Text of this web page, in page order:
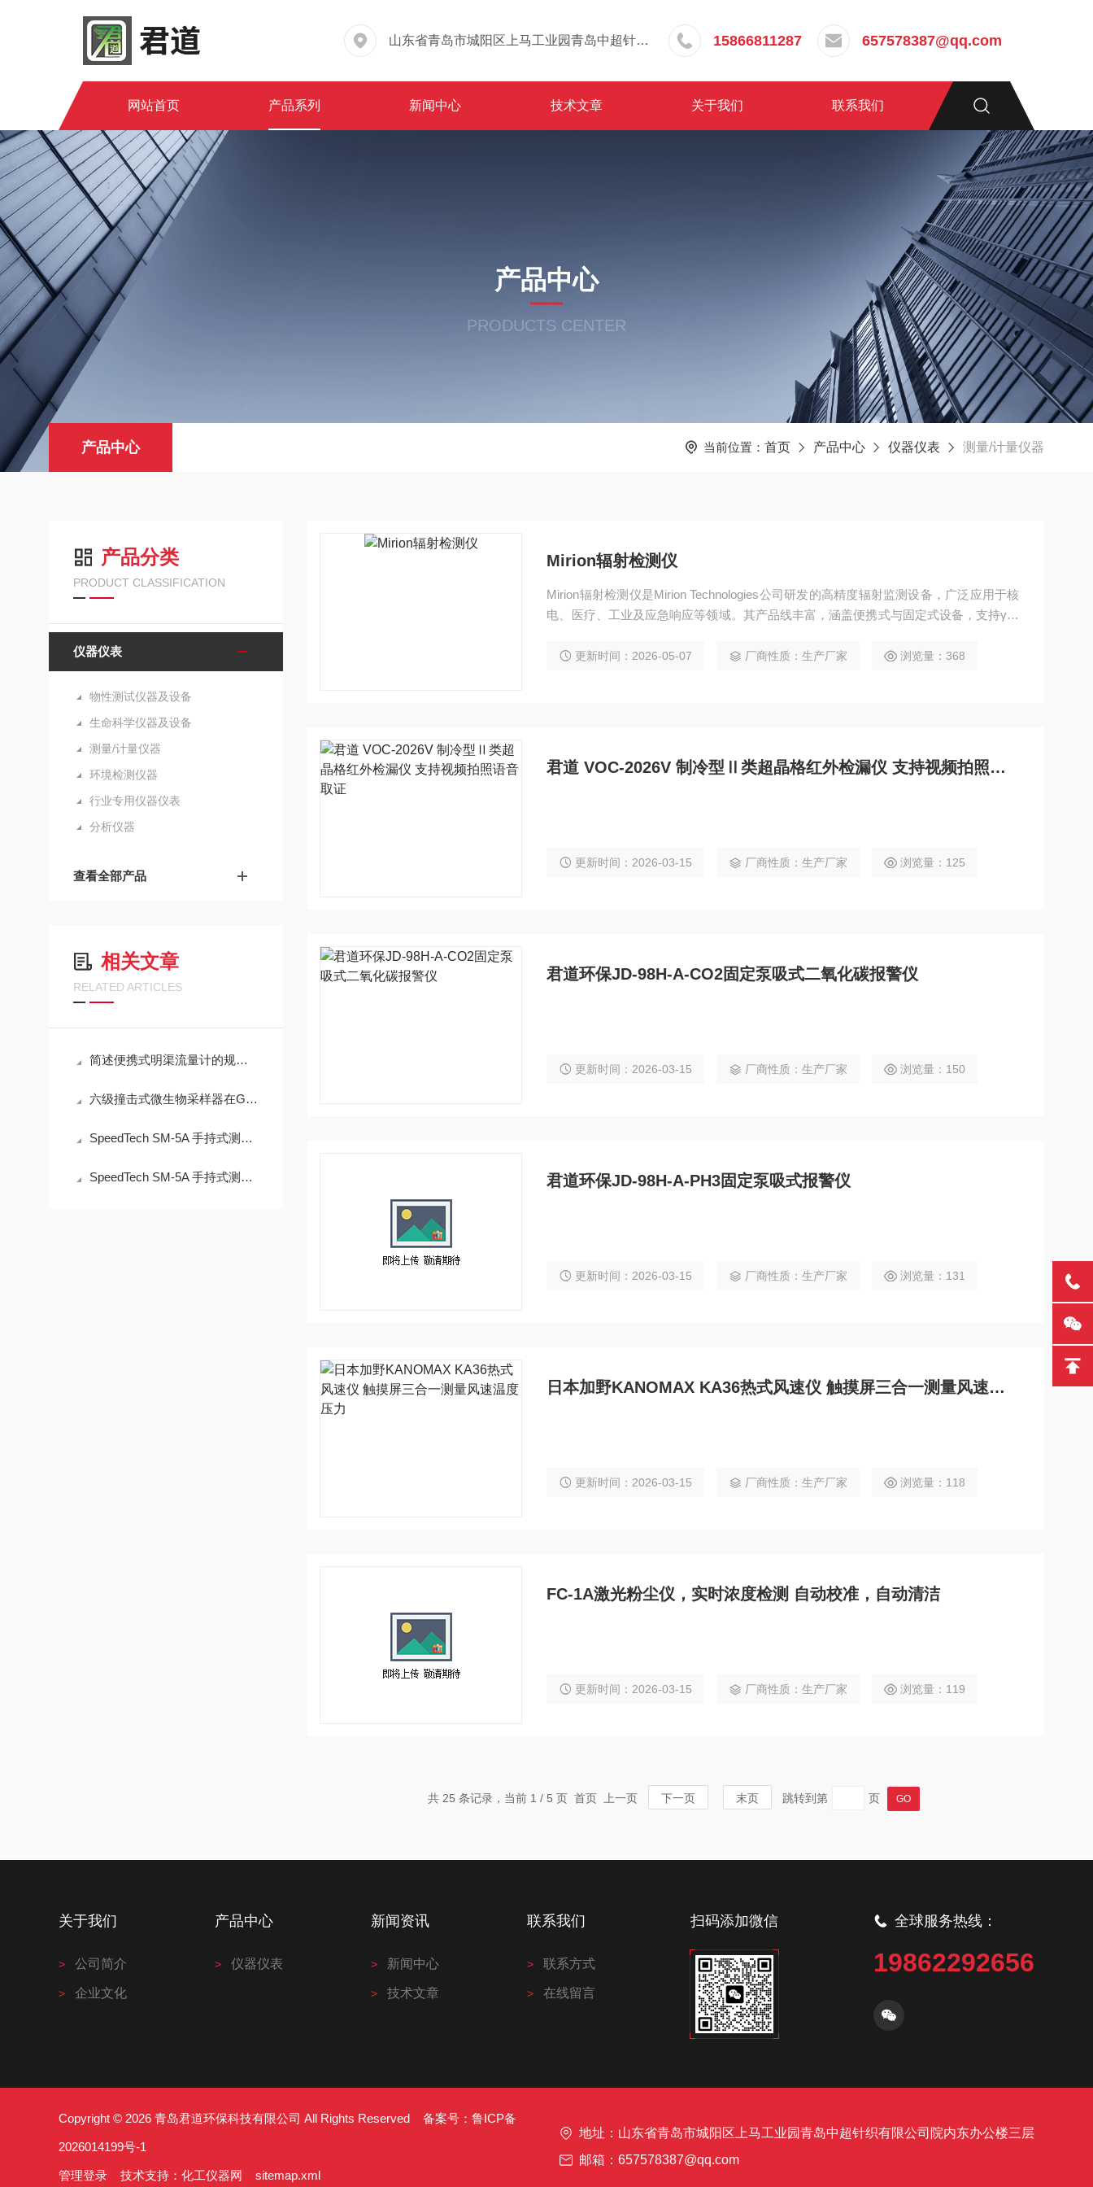
山东省青岛市城阳区上马工业园青岛中超针织有限公司院内东办公楼三层 15866811287 657578387@qq.com
网站首页 产品系列 新闻中心 技术文章 关于我们 联系我们
产品中心
PRODUCTS CENTER
产品中心 当前位置： 首页 产品中心 仪器仪表 测量/计量仪器
产品分类
PRODUCT CLASSIFICATION
仪器仪表
物性测试仪器及设备
生命科学仪器及设备
测量/计量仪器
环境检测仪器
行业专用仪器仪表
分析仪器
查看全部产品
相关文章
RELATED ARTICLES
简述便携式明渠流量计的规范操作流程
六级撞击式微生物采样器在GB/T 18204.3中的技术适配性分析
SpeedTech SM-5A 手持式测深仪操作误差来源与现场应用技术规范
SpeedTech SM-5A 手持式测深仪声学测量原理与性能分析
Mirion辐射检测仪
Mirion辐射检测仪是Mirion Technologies公司研发的高精度辐射监测设备，广泛应用于核
电、医疗、工业及应急响应等领域。其产品线丰富，涵盖便携式与固定式设备，支持γ、
更新时间：2026-05-07 厂商性质：生产厂家 浏览量：368
君道 VOC-2026V 制冷型Ⅱ类超晶格红外检漏仪 支持视频拍照语音取证
更新时间：2026-03-15 厂商性质：生产厂家 浏览量：125
君道环保JD-98H-A-CO2固定泵吸式二氧化碳报警仪
更新时间：2026-03-15 厂商性质：生产厂家 浏览量：150
君道环保JD-98H-A-PH3固定泵吸式报警仪
更新时间：2026-03-15 厂商性质：生产厂家 浏览量：131
日本加野KANOMAX KA36热式风速仪 触摸屏三合一测量风速温度压力
更新时间：2026-03-15 厂商性质：生产厂家 浏览量：118
FC-1A激光粉尘仪，实时浓度检测 自动校准，自动清洁
更新时间：2026-03-15 厂商性质：生产厂家 浏览量：119
共 25 条记录，当前 1 / 5 页 首页 上一页 下一页 末页 跳转到第 页
关于我们
公司简介
企业文化
产品中心
仪器仪表
新闻资讯
新闻中心
技术文章
联系我们
联系方式
在线留言
扫码添加微信 全球服务热线：
19862292656
Copyright © 2026 青岛君道环保科技有限公司 All Rights Reserved 备案号： 鲁ICP备
2026014199号-1
管理登录 技术支持： 化工仪器网 sitemap.xml
地址：山东省青岛市城阳区上马工业园青岛中超针织有限公司院内东办公楼三层
邮箱：657578387@qq.com